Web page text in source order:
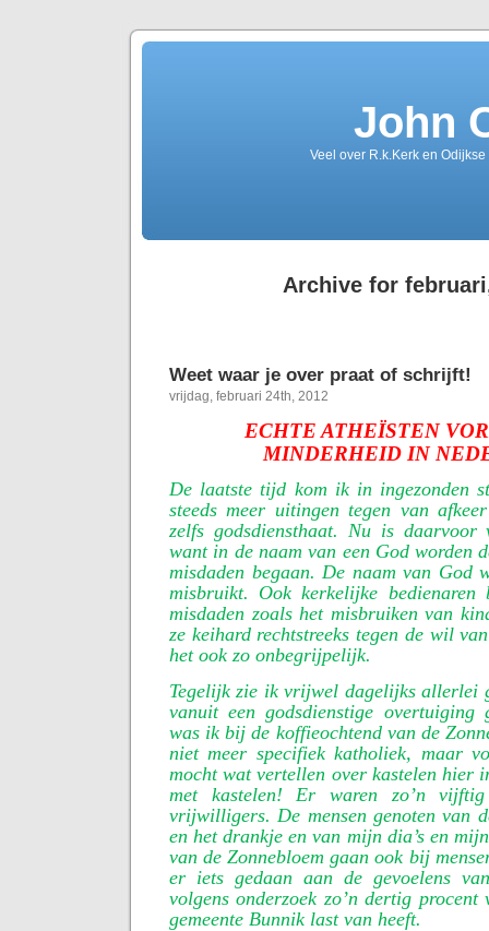
John
Veel over R.k.Kerk en
Archive for
Weet waar je over praat of schrijft!
vrijdag, februari 24th, 2012
ECHTE ATHEÏSTEN
MINDERHEID IN
De laatste tijd kom ik in ingezonden
steeds meer uitingen tegen van
zelfs godsdiensthaat. Nu is daarvoor
want in de naam van een God worden
misdaden begaan. De naam van God
misbruikt. Ook kerkelijke bedienaren
misdaden zoals het misbruiken van
ze keihard rechtstreeks tegen de wil
het ook zo onbegrijpelijk.
Tegelijk zie ik vrijwel dagelijks allerlei
vanuit een godsdienstige overtuiging
was ik bij de koffieochtend van de
niet meer specifiek katholiek, maar
mocht wat vertellen over kastelen hier
met kastelen! Er waren zo’n vijftig
vrijwilligers. De mensen genoten van
en het drankje en van mijn dia’s en
van de Zonnebloem gaan ook bij
er iets gedaan aan de gevoelens
volgens onderzoek zo’n dertig
gemeente Bunnik last van heeft.